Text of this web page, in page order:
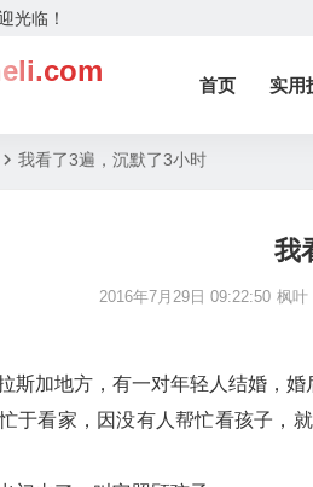
光临！
首页 实用
我看了3遍，沉默了3小时
我
2016年7月29日 09:22:50 枫叶
斯加地方，有一对年轻人结婚，
于看家，因没有人帮忙看孩子，